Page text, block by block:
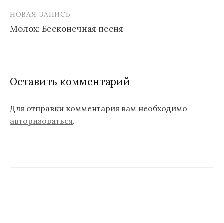
а
г
ц
и
НОВАЯ ЗАПИСЬ
Молох: Бесконечная песня
Оставить комментарий
Для отправки комментария вам необходимо
авторизоваться.